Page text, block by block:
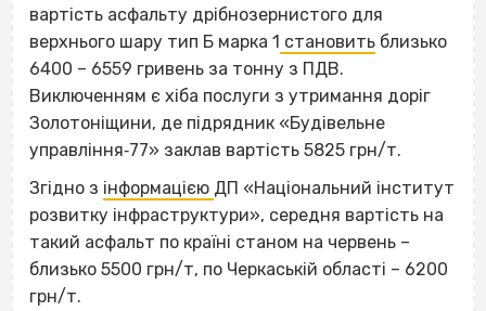
вартість асфальту дрібнозернистого для
верхнього шару тип Б марка 1 становить близько
6400 – 6559 гривень за тонну з ПДВ.
Виключенням є хіба послуги з утримання доріг
Золотоніщини, де підрядник «Будівельне
управління‐77» заклав вартість 5825 грн/т.
Згідно з інформацією ДП «Національний інститут
розвитку інфраструктури», середня вартість на
такий асфальт по країні станом на червень –
близько 5500 грн/т, по Черкаській області – 6200
грн/т.